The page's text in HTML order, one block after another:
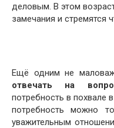
деловым. В этом
замечания и стремятся
Ещё одним не
отвечать на
потребность в похвале
потребность можно
уважительным